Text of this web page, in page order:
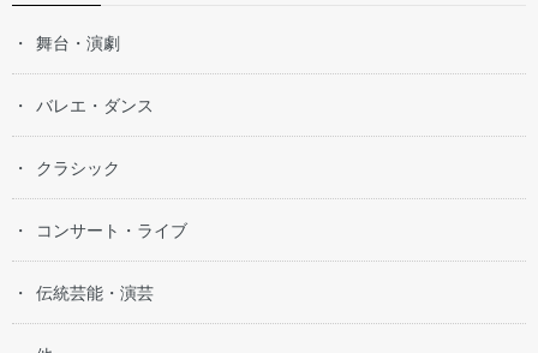
舞台・演劇
バレエ・ダンス
クラシック
コンサート・ライブ
伝統芸能・演芸